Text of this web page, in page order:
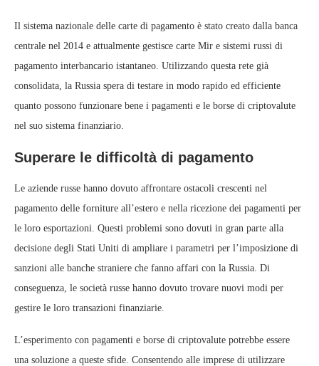
Il sistema nazionale delle carte di pagamento è stato creato dalla banca
centrale nel 2014 e attualmente gestisce carte Mir e sistemi russi di
pagamento interbancario istantaneo. Utilizzando questa rete già
consolidata, la Russia spera di testare in modo rapido ed efficiente
quanto possono funzionare bene i pagamenti e le borse di criptovalute
nel suo sistema finanziario.
Superare le difficoltà di pagamento
Le aziende russe hanno dovuto affrontare ostacoli crescenti nel
pagamento delle forniture all’estero e nella ricezione dei pagamenti per
le loro esportazioni. Questi problemi sono dovuti in gran parte alla
decisione degli Stati Uniti di ampliare i parametri per l’imposizione di
sanzioni alle banche straniere che fanno affari con la Russia. Di
conseguenza, le società russe hanno dovuto trovare nuovi modi per
gestire le loro transazioni finanziarie.
L’esperimento con pagamenti e borse di criptovalute potrebbe essere
una soluzione a queste sfide. Consentendo alle imprese di utilizzare